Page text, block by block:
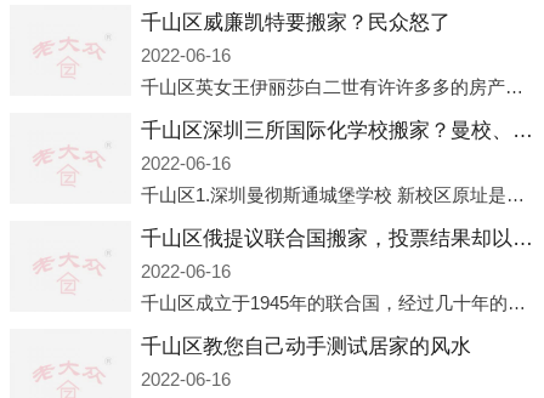
千山区威廉凯特要搬家？民众怒了
2022-06-16
千山区英女王伊丽莎白二世有许许多多的房产，遍布英国各地。而作为英女王的亲孙子、未来的英国国王，威廉王子自然也能享受到女王的房产。目前，威廉凯特以及三个孩子有两个经常居住的地点，一处是位于伦敦的肯辛顿宫，一处
千山区深圳三所国际化学校搬家？曼校、QSI、南山中英文搬走了
2022-06-16
千山区1.深圳曼彻斯通城堡学校 新校区原址是蛇口国际据悉，此次曼彻斯通城堡学校搬迁到蛇口新校区的开办与蛇口外籍人员子女学校（蛇口国际）有很大的关联。2021年，太子湾实验部就宣布在2022年正式并入蛇口外籍
千山区俄提议联合国搬家，投票结果却以惨败收场
2022-06-16
千山区成立于1945年的联合国，经过几十年的发展，如今拥有193个成员国。拥有如此众多会员国的联合国，可以说是世界上最具代表性的国际组织，也是世界上分量最重、有着较高话语权的国际组织。但以美国为首的西方国家
千山区教您自己动手测试居家的风水
2022-06-16